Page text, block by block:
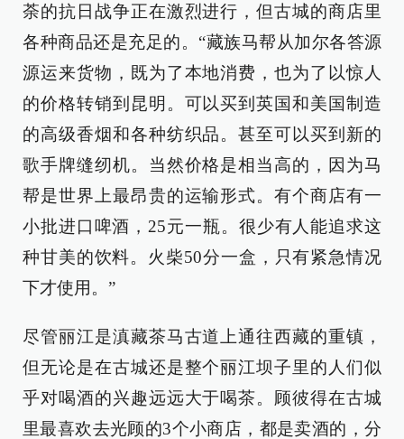
荼的抗日战争正在激烈进行，但古城的商店里
各种商品还是充足的。“藏族马帮从加尔各答源
源运来货物，既为了本地消费，也为了以惊人
的价格转销到昆明。可以买到英国和美国制造
的高级香烟和各种纺织品。甚至可以买到新的
歌手牌缝纫机。当然价格是相当高的，因为马
帮是世界上最昂贵的运输形式。有个商店有一
小批进口啤酒，25元一瓶。很少有人能追求这
种甘美的饮料。火柴50分一盒，只有紧急情况
下才使用。”
尽管丽江是滇藏茶马古道上通往西藏的重镇，
但无论是在古城还是整个丽江坝子里的人们似
乎对喝酒的兴趣远远大于喝茶。顾彼得在古城
里最喜欢去光顾的3个小商店，都是卖酒的，分